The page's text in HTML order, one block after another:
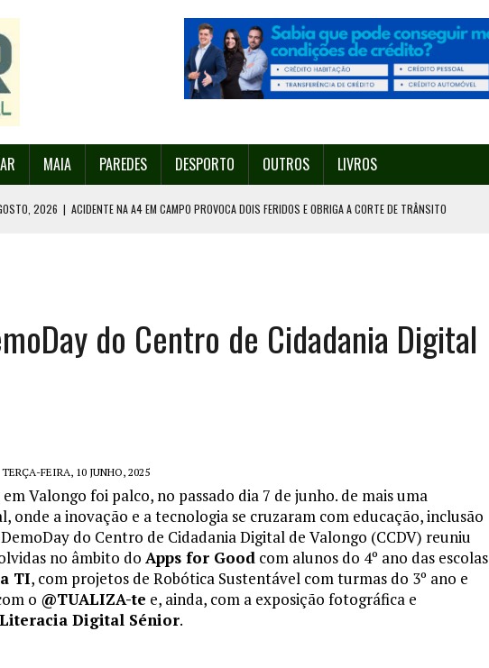
MAIA PAREDES DESPORTO OUTROS LIVROS
2026 | ACIDENTE NA A4 EM CAMPO PROVOCA DOIS FERIDOS E OBRIGA A CORTE DE TRÂNSITO
DA PRAÇA DA DEMOCRACIA ESTA QUINTA-FEIRA EM VALONGO VAI CONTAR COM 200 DRONES
do Centro de Cidadania Digital
TERÇA-FEIRA, 10 JUNHO, 2025
Valongo foi palco, no passado dia 7 de junho. de mais uma
onde a inovação e a tecnologia se cruzaram com educação, inclusão
do Centro de Cidadania Digital de Valongo (CCDV) reuniu
no âmbito do Apps for Good com alunos do 4º ano das escolas
TI, com projetos de Robótica Sustentável com turmas do 3º ano e
o @TUALIZA-te e, ainda, com a exposição fotográfica e
Literacia Digital Sénior.